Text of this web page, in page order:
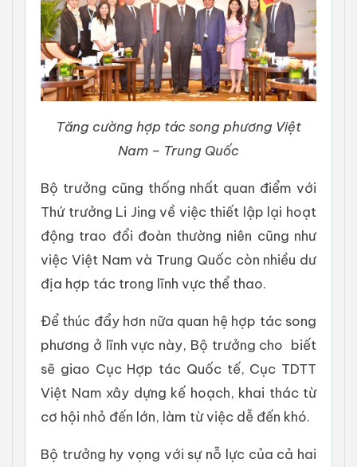
Tăng cường hợp tác song phương Việt
Nam – Trung Quốc
Bộ trưởng cũng thống nhất quan điểm với
Thứ trưởng Li Jing về việc thiết lập lại hoạt
động trao đổi đoàn thường niên cũng như
việc Việt Nam và Trung Quốc còn nhiều dư
địa hợp tác trong lĩnh vực thể thao.
Để thúc đẩy hơn nữa quan hệ hợp tác song
phương ở lĩnh vực này, Bộ trưởng cho biết
sẽ giao Cục Hợp tác Quốc tế, Cục TDTT
Việt Nam xây dựng kế hoạch, khai thác từ
cơ hội nhỏ đến lớn, làm từ việc dễ đến khó.
Bộ trưởng hy vọng với sự nỗ lực của cả hai